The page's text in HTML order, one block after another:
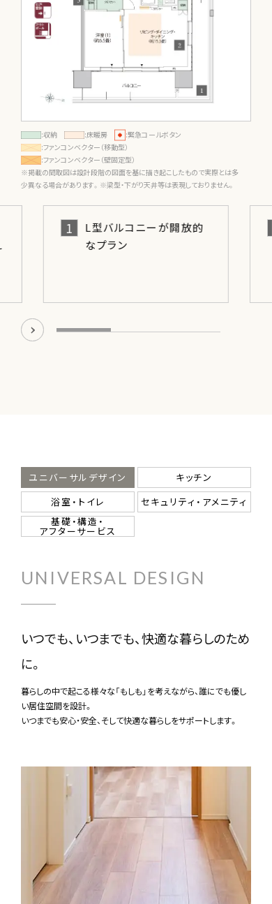
:収納 :床暖房
:緊急コールボタン
:ファンコンベクター（移動型）
:ファンコンベクター（壁固定型）
※掲載の間取図は設計段階の図面を基に描き起こしたもので実際とは多
少異なる場合があります。※梁型・下がり天井等は表現しておりません。
1
L型バルコニーが開放的
なプラン
ユニバーサルデザイン
キッチン
浴室・トイレ
セキュリティ・アメニティ
基礎・構造・
アフターサービス
UNIVERSAL DESIGN
いつでも、いつまでも、快適な暮らしのため
に。
暮らしの中で起こる様々な「もしも」を考えながら、誰にでも優し
い居住空間を設計。
いつまでも安心・安全、そして快適な暮らしをサポートします。